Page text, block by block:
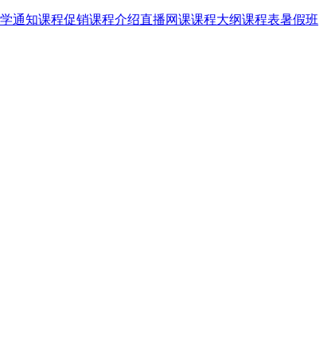
通知课程促销课程介绍直播网课课程大纲课程表暑假班